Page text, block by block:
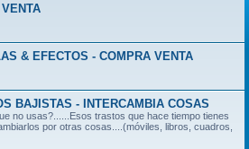
& EFECTOS - COMPRA VENTA
BAJISTAS - INTERCAMBIA COSAS
no usas?......Esos trastos que hace tiempo tienes
por otras cosas....(móviles, libros, cuadros,